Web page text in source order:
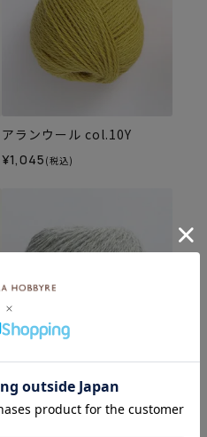
アランウール col.10Y
¥1,045 (税込)
アランウール col.03GR
¥1,045(税込)